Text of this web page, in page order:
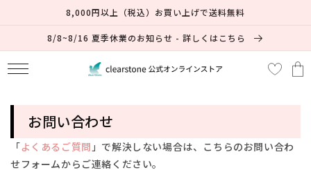
8,000円以上（税込）お買い上げで送料無料
8/8~8/16 夏季休業のお知らせ - 詳しくはこちら
カ
ー
お問い合わせ
「よくあるご質問」で解決しない場合は、 こちらのお問い合わ
せフォームからご連絡ください。